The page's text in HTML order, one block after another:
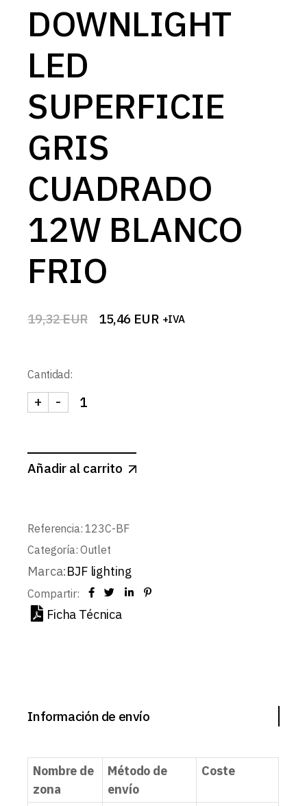
DOWNLIGHT
LED
SUPERFICIE
GRIS
CUADRADO
12W BLANCO
FRIO
19,32EUR
El
19,32 EUR.
15,46 EUR
El
15,46 EUR.
+IVA
Cantidad:
DOWNLIGHT LED SUPERFICIE GRIS
-
+
Añadir al carrito
Referencia: 123C-BF
Categoría: Outlet
Marca:BJF lighting
Compartir:
Ficha Técnica
Información de envío
Nombre de
zona
Método de
envío
Coste